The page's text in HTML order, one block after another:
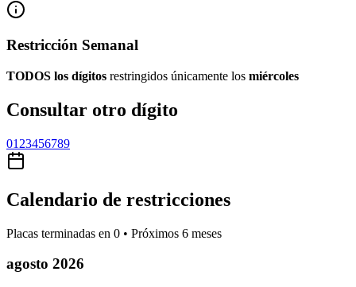
Restricción Semanal
TODOS los dígitos restringidos únicamente los miércoles
Consultar otro dígito
01 23456789
Calendario de restricciones
Placas terminadas en 0 • Próximos 6 meses
agosto 2026